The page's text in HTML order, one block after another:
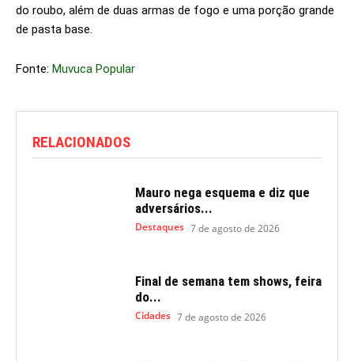
do roubo, além de duas armas de fogo e uma porção grande
de pasta base.
Fonte: Muvuca Popular
RELACIONADOS
Mauro nega esquema e diz que
adversários...
Destaques 7 de agosto de 2026
Final de semana tem shows, feira
do...
Cidades 7 de agosto de 2026